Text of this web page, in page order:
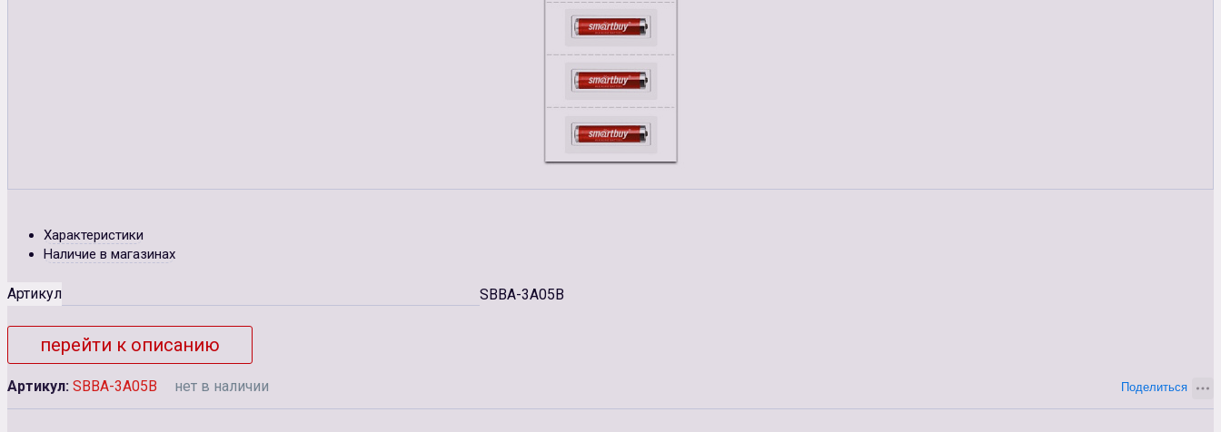
Характеристики
Наличие в магазинах
Артикул SBBA-3A05B
перейти к описанию
Артикул: SBBA-3A05B нет в наличии